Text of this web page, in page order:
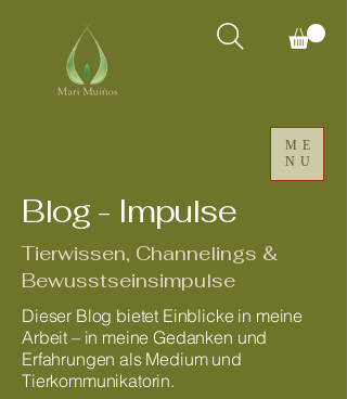
ME
NU
Blog - Impulse
Tierwissen, Channelings &
Bewusstseinsimpulse
Dieser Blog bietet Einblicke in meine
Arbeit – in meine Gedanken und
Erfahrungen als Medium und
Tierkommunikatorin.